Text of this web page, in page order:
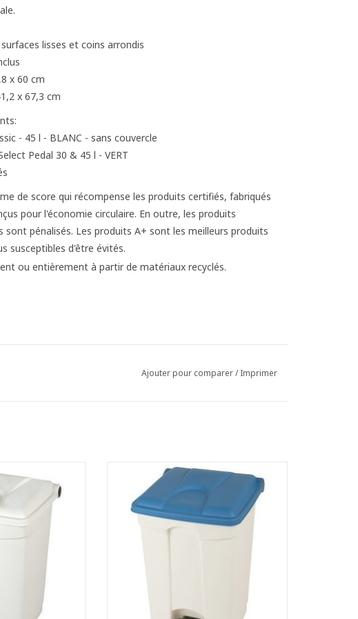
lisses et coins arrondis
x 60 cm
x 67,3 cm
- 45 l - BLANC - sans couvercle
Pedal 30 & 45 l - VERT
Ajouter pour comparer/Imprimer
et pratique
avec couvercle
à l'intérieur de la
robuste
Poubelle à pédale en plastique résistant
- Ouverture large et confortable
- Le couvercle se refermant
hermétiquement et se chevauchant